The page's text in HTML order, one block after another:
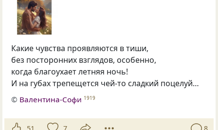
Какие чувства проявляются в тиши,
без посторонних взглядов, особенно,
когда благоухает летняя ночь!
И на губах трепещется чей-то сладкий поцелуй…
© Валентина-Софи 1919